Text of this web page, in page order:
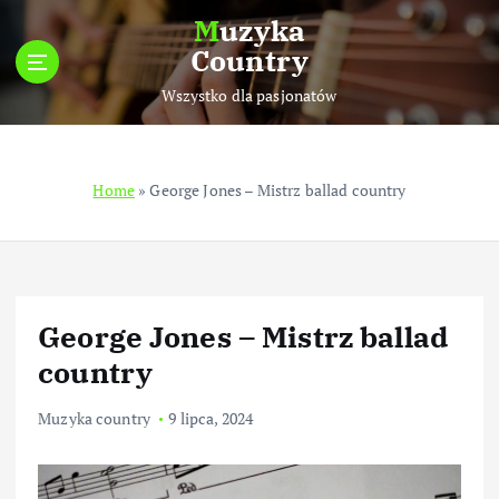
p
t
Muzyka
Country
Wszystko dla pasjonatów
Home »George Jones – Mistrz ballad country
George Jones – Mistrz ballad
country
Muzyka country 9 lipca, 2024